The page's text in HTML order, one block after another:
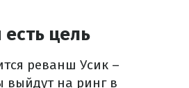
цель
реванш Усик –
на ринг в